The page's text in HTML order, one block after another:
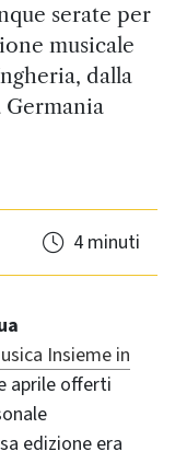
serate per
musicale
dalla
Germania
4 minuti
Insieme in
aprile offerti
edizione era